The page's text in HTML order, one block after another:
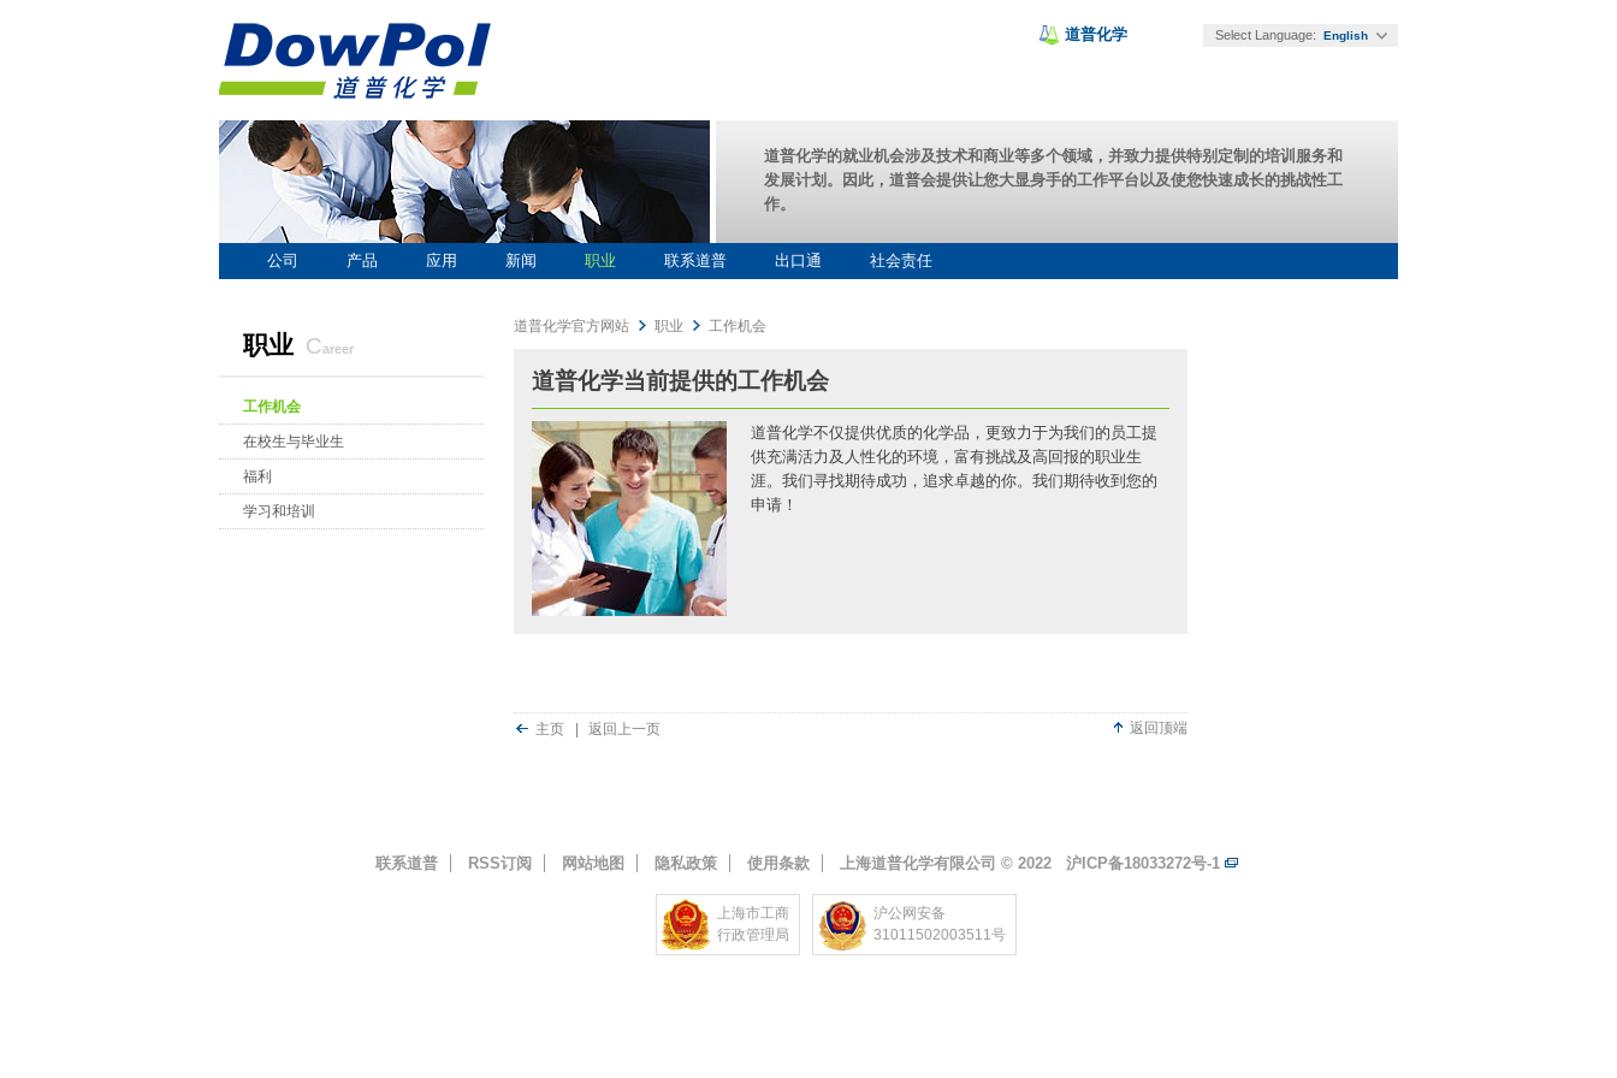
道普化学 Select Language: English
道普化学的就业机会涉及技术和商业等多个领域，并致力提供特别定制的培训服务和
发展计划。因此，道普会提供让您大显身手的工作平台以及使您快速成长的挑战性工
作。
公司 产品 应用 新闻 职业 联系道普 出口通 社会责任
职业 career
工作机会
在校生与毕业生
福利
学习和培训
道普化学官方网站 职业 工作机会
道普化学当前提供的工作机会
道普化学不仅提供优质的化学品，更致力于为我们的员工提
供充满活力及人性化的环境，富有挑战及高回报的职业生
涯。我们寻找期待成功，追求卓越的你。我们期待收到您的
申请！
主页 返回上一页 返回顶端
联系道普 RSS订阅 网站地图 隐私政策 使用条款 上海道普化学有限公司 © 2022 沪ICP备18033272号-1
上海市工商
行政管理局
沪公网安备
31011502003511号